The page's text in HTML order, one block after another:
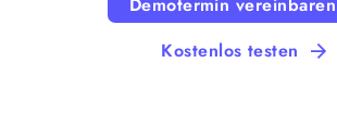
Kostenlos testen